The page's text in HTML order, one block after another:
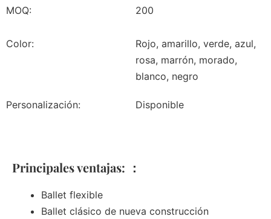
MOQ: 200
Color:
Rojo, amarillo, verde, azul,
rosa, marrón, morado,
blanco, negro
Personalización: Disponible
Principales ventajas: ：
Ballet flexible
Ballet clásico de nueva construcción